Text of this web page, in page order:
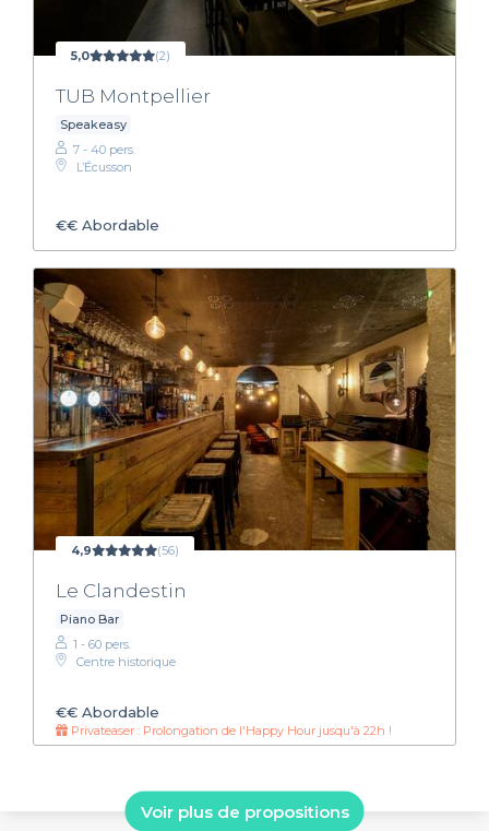
5,0 (2)
TUB Montpellier
Speakeasy
7 - 40 pers.
L’Écusson
€€ Abordable
4,9 (56)
Le Clandestin
Piano Bar
1 - 60 pers.
Centre historique
€€ Abordable
Privateaser : Prolongation de l'Happy Hour jusqu'à 22h !
Voir plus de propositions